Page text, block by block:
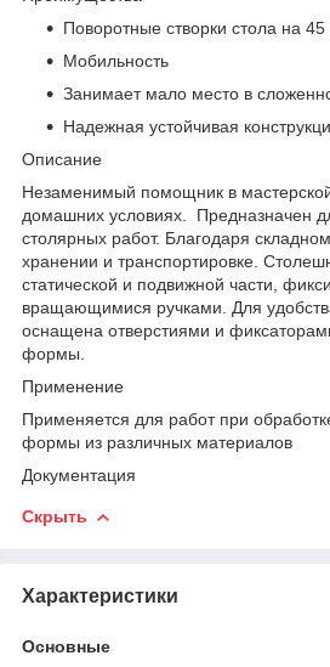
Поворотные створки стола на 45
Мобильность
Занимает мало место в
Надежная устойчивая
Описание
Незаменимый помощник в
домашних условиях. Предназначен
столярных работ. Благодаря
хранении и транспортировке.
статической и подвижной части,
вращающимися ручками. Для
оснащена отверстиями и
формы.
Применение
Применяется для работ при
формы из различных материалов
Документация
Скрыть
Характеристики
Основные